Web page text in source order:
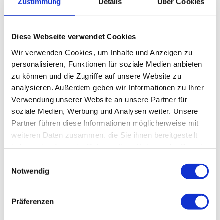
Diese Webseite verwendet Cookies
Wir verwenden Cookies, um Inhalte und Anzeigen zu
personalisieren, Funktionen für soziale Medien anbieten
zu können und die Zugriffe auf unsere Website zu
analysieren. Außerdem geben wir Informationen zu Ihrer
Verwendung unserer Website an unsere Partner für
soziale Medien, Werbung und Analysen weiter. Unsere
Partner führen diese Informationen möglicherweise mit
weiteren Daten zusammen, die Sie ihnen bereitgestellt
Erklärungen zum Datenschutz können Sie
einsehen
Notwendig
Präferenzen
stärkere Eigenverantwortung
bessere Führungskonsistenz
mehr Fokus auf Kunden statt interner Reibung
„Endlich verstehe ich, warum wir seit zwei Jahren auf der Stelle
treten.
Wir belohnen genau die falschen Verhaltensweisen.“
Geschäftsführer Medizintechnik, 180 Mitarbeitende.
„Ich dachte, mein Team vertraut mir. Der Kulturcheck hat mir
gezeigt: Sie trauen sich nicht, mir zu widersprechen. Das war hart,
aber notwendig."
„Drei Monate nach dem Kulturcheck haben wir zum ersten Mal
offen über gescheiterte Projekte gesprochen. Ohne
„Die Mitarbeiterbefragung zeigte 82% Zufriedenheit. Der